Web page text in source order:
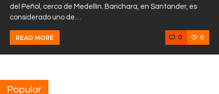
Noticias
Sobre Nosotros
Contactos
del Peñol, cerca de Medellín. Barichara, en Santander, es
considerado uno de…
READ MORE 0 0
Popular